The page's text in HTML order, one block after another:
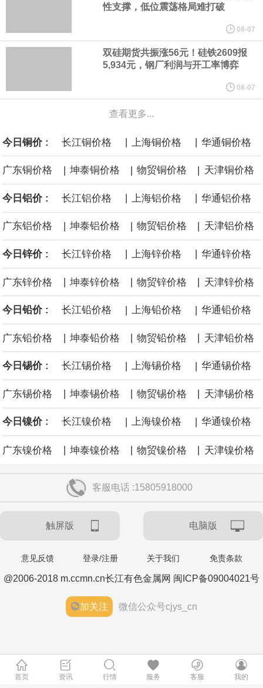
景的线索。StoneX高级分析师马特·辛普森表示，中东和平前景改善
令市场通胀预期下降，推动黄金价格从此前持续数周、位于4000美
元上方的盘整区间中进一步上涨。
海力士：龙仁工厂将生产高带宽内存（HBM）及其他下一代动态随
机存取存储器（DRAM）。
必和必拓港口联合工会：必和必拓西澳大利亚铁矿石业务的工人已
通知，将于8月9日实施24小时停工。
性支撑，低位震荡格局难打破
08-07
双硅期货共振涨56元！硅铁2609报
5,934元，钢厂利润与开工率博弈
08-07
查看更多...
今日铜价 : 长江铜价格 | 上海铜价格 | 华通铜价格
广东铜价格 | 坤泰铜价格 | 物贸铜价格 | 天津铜价格
今日铝价 : 长江铝价格 上海铝价格 华通铝价格
广东铝价格 | 坤泰铝价格 | 物贸铝价格 | 天津铝价格
今日锌价 : 长江锌价格 上海锌价格 华通锌价格
广东锌价格 | 坤泰锌价格 | 物贸锌价格 | 天津锌价格
今日铅价 : 长江铅价格 | 上海铅价格 | 华通铅价格
广东铅价格 坤泰铅价格 物贸铅价格 天津铅价格
今日锡价 : 长江锡价格 | 上海锡价格 | 华通锡价格
广东锡价格 坤泰锡价格 物贸锡价格 天津锡价格
今日镍价 : 长江镍价格 | 上海镍价格 | 华通镍价格
广东镍价格 | 坤泰镍价格 | 物贸镍价格 | 天津镍价格
客服电话 :15805918000
触屏版 电脑版
意见反馈 登录/注册 关于我们 免责条款
@2006-2018 m.ccmn.cn长江有色金属网 闽ICP备09004021号
加关注 微信公众号cjys_cn
首页 资讯 行情 服务 客服 我的